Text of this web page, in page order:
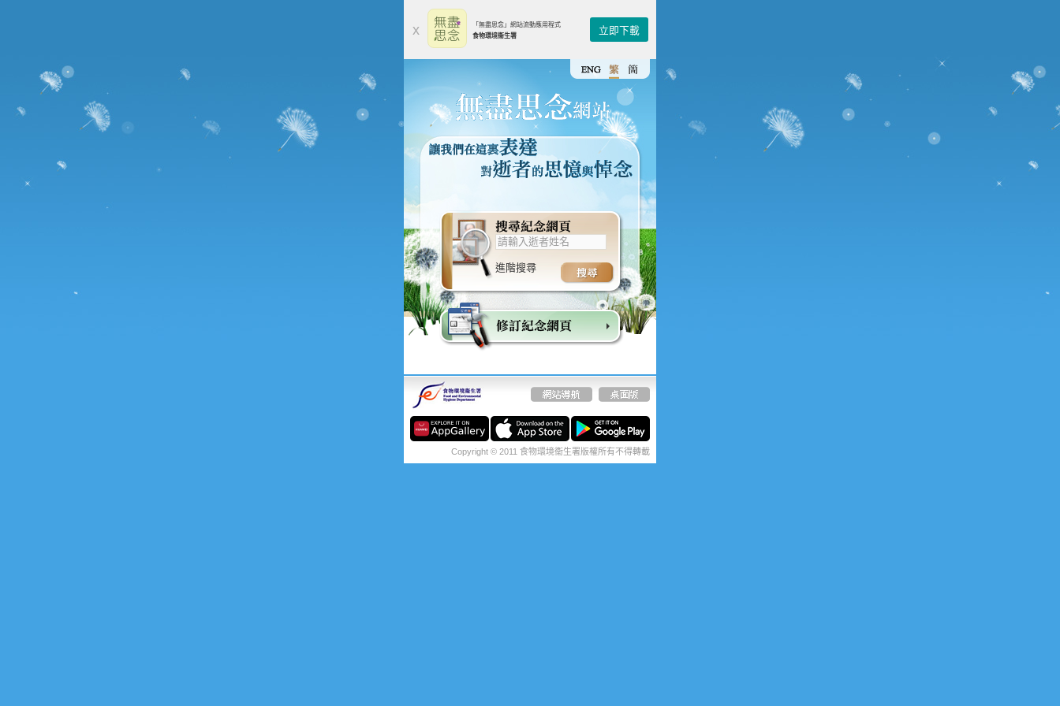
x
「無盡思念」網站流動應用程式
食物環境衞生署
立即下載
進階搜尋
Copyright © 2011 食物環境衞生署版權所有不得轉載